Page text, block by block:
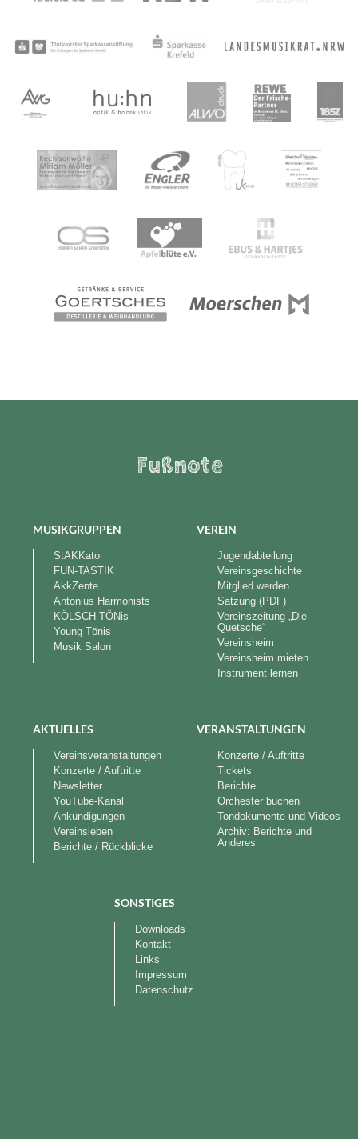
Fußnote
MUSIKGRUPPEN
StAKKato
FUN-TASTIK
AkkZente
Antonius Harmonists
KÖLSCH TÖNis
Young Tönis
Musik Salon
VEREIN
Jugendabteilung
Vereinsgeschichte
Mitglied werden
Satzung (PDF)
Vereinszeitung „Die
Quetsche“
Vereinsheim
Vereinsheim mieten
Instrument lernen
AKTUELLES
Vereinsveranstaltungen
Konzerte / Auftritte
Newsletter
YouTube-Kanal
Ankündigungen
Vereinsleben
Berichte / Rückblicke
VERANSTALTUNGEN
Konzerte / Auftritte
Tickets
Berichte
Orchester buchen
Tondokumente und Videos
Archiv: Berichte und
Anderes
SONSTIGES
Downloads
Kontakt
Links
Impressum
Datenschutz